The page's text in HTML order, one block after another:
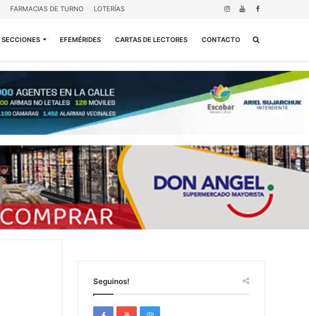
FARMACIAS DE TURNO LOTERÍAS
SECCIONES EFEMÉRIDES CARTAS DE LECTORES CONTACTO
Seguinos!